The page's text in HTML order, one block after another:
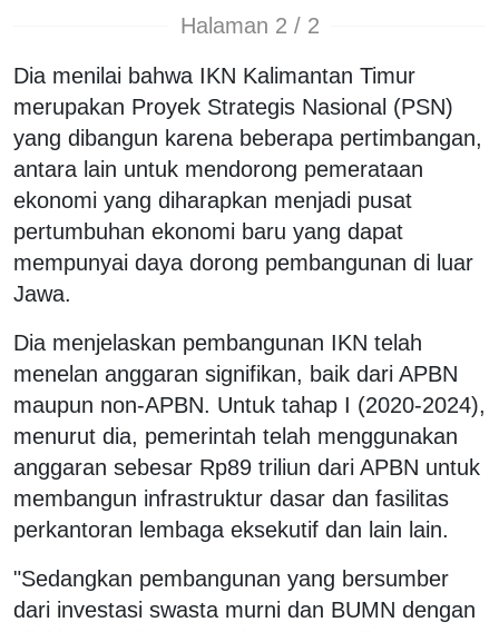
Halaman 2 / 2
Dia menilai bahwa IKN Kalimantan Timur
merupakan Proyek Strategis Nasional (PSN)
yang dibangun karena beberapa pertimbangan,
antara lain untuk mendorong pemerataan
ekonomi yang diharapkan menjadi pusat
pertumbuhan ekonomi baru yang dapat
mempunyai daya dorong pembangunan di luar
Jawa.
Dia menjelaskan pembangunan IKN telah
menelan anggaran signifikan, baik dari APBN
maupun non-APBN. Untuk tahap I (2020-2024),
menurut dia, pemerintah telah menggunakan
anggaran sebesar Rp89 triliun dari APBN untuk
membangun infrastruktur dasar dan fasilitas
perkantoran lembaga eksekutif dan lain lain.
"Sedangkan pembangunan yang bersumber
dari investasi swasta murni dan BUMN dengan